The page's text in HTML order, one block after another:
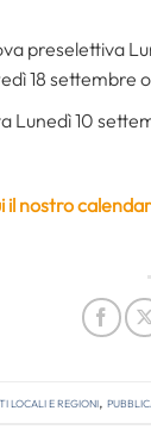
preselettiva
18 settembre
Lunedì 10
il nostro
locali e regioni,